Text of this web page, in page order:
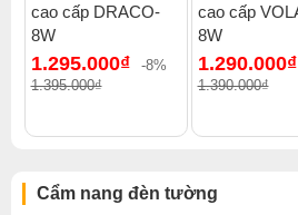
cao cấp DRACO-
8W
1.295.000₫
-8%
1.395.000₫
cao cấp
8W
1.290.000₫
1.390.000₫
Cẩm nang đèn tường